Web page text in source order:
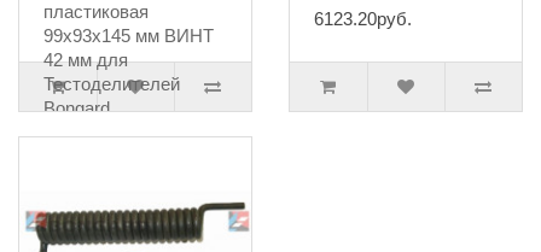
пластиковая
99x93x145 мм ВИНТ
42 мм для
Тестоделителей
Bongard
MACH3/MERCURE
6123.20руб.